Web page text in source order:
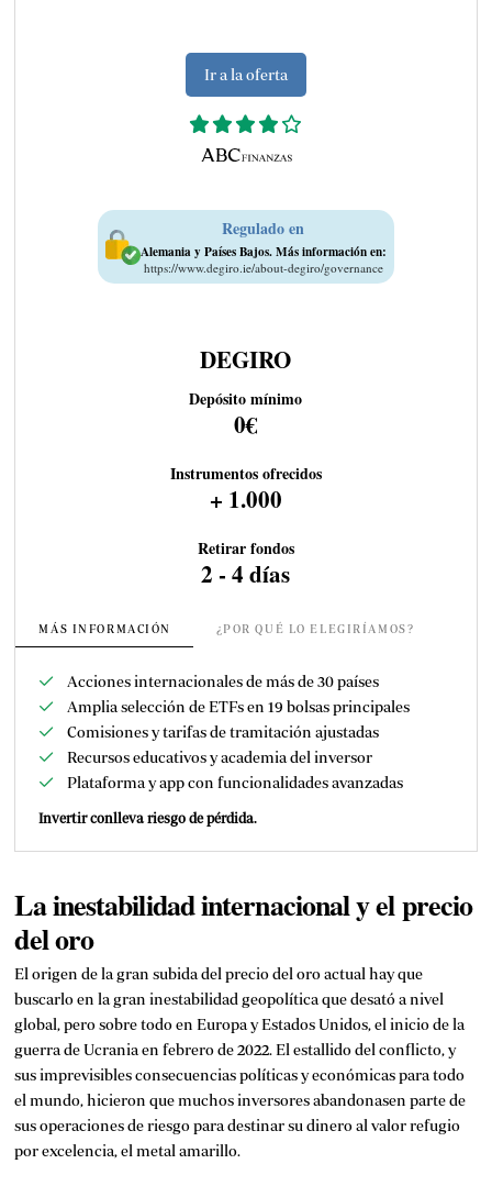
Ir a la oferta
Regulado en
Alemania y Países Bajos. Más información en:
https://www.degiro.ie/about-degiro/governance
DEGIRO
Depósito mínimo
0€
Instrumentos ofrecidos
+ 1.000
Retirar fondos
2 - 4 días
MÁS INFORMACIÓN ¿POR QUÉ LO ELEGIRÍAMOS?
Acciones internacionales de más de 30 países
Amplia selección de ETFs en 19 bolsas principales
Comisiones y tarifas de tramitación ajustadas
Recursos educativos y academia del inversor
Plataforma y app con funcionalidades avanzadas
Invertir conlleva riesgo de pérdida.
La inestabilidad internacional y el precio
del oro
El origen de la gran subida del precio del oro actual hay que
buscarlo en la gran inestabilidad geopolítica que desató a nivel
global, pero sobre todo en Europa y Estados Unidos, el inicio de la
guerra de Ucrania en febrero de 2022. El estallido del conflicto, y
sus imprevisibles consecuencias políticas y económicas para todo
el mundo, hicieron que muchos inversores abandonasen parte de
sus operaciones de riesgo para destinar su dinero al valor refugio
por excelencia, el metal amarillo.